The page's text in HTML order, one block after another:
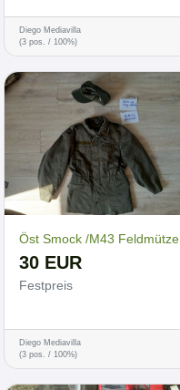
Diego Mediavilla
(3 pos. / 100%)
Öst Smock /M43 Feldmütze
30 EUR
Festpreis
Diego Mediavilla
(3 pos. / 100%)